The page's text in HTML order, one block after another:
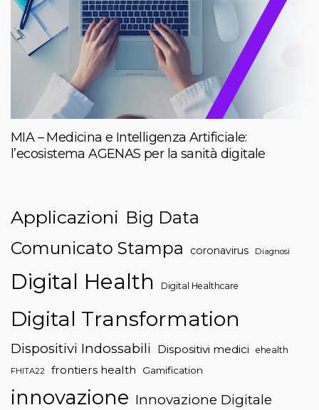
MIA – Medicina e Intelligenza Artificiale:
l’ecosistema AGENAS per la sanità digitale
Applicazioni Big Data
Comunicato Stampa
coronavirus Diagnosi
Digital Health Digital Healthcare
Digital Transformation
Dispositivi Indossabili Dispositivi medici ehealth
FHITA22 frontiers health Gamification
innovazione Innovazione Digitale